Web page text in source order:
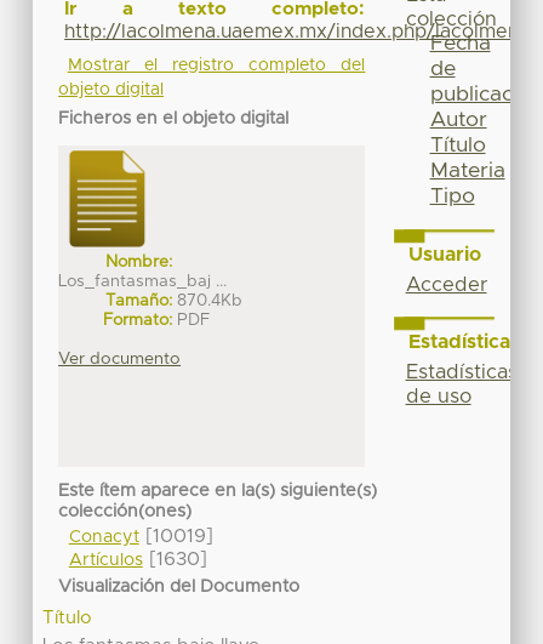
Ir a texto completo:
http://lacolmena.uaemex.mx/index.php/
Mostrar el registro completo del
objeto digital
Ficheros en el objeto digital
Nombre:
Los_fantasmas_baj ...
Tamaño: 870.4Kb
Formato: PDF
Ver documento
Este ítem aparece en la(s) siguiente(s)
colección(ones)
Conacyt[10019]
Artículos[1630]
Visualización del Documento
Título
colección
Fecha
de
publicación
Autor
Título
Materia
Tipo
Usuario
Acceder
Estadísticas
Estadísticas
de uso